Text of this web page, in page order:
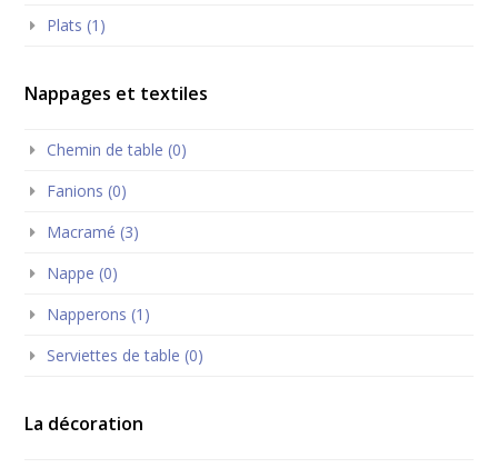
Plats (1)
Nappages et textiles
Chemin de table (0)
Fanions (0)
Macramé (3)
Nappe (0)
Napperons (1)
Serviettes de table (0)
La décoration